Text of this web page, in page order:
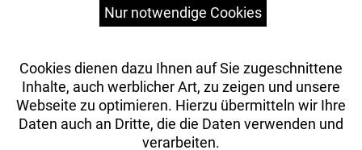
Nur notwendige Cookies
Cookies dienen dazu Ihnen auf Sie zugeschnittene
Inhalte, auch werblicher Art, zu zeigen und unsere
Webseite zu optimieren. Hierzu übermitteln wir Ihre
Daten auch an Dritte, die die Daten verwenden und
verarbeiten.